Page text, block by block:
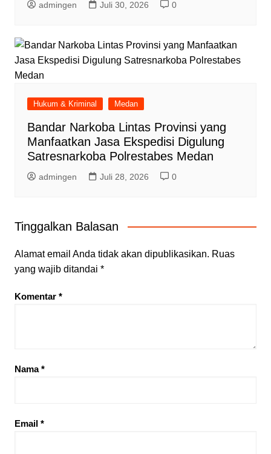
admingen Juli 30, 2026 0
Hukum & Kriminal Medan
Bandar Narkoba Lintas Provinsi yang
Manfaatkan Jasa Ekspedisi Digulung
Satresnarkoba Polrestabes Medan
admingen Juli 28, 2026 0
Tinggalkan Balasan
Alamat email Anda tidak akan dipublikasikan. Ruas
yang wajib ditandai *
Komentar *
Nama*
Email *